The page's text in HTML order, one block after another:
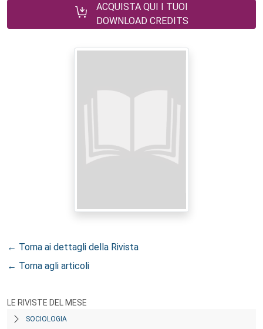
ACQUISTA QUI I TUOI
DOWNLOAD CREDITS
← Torna ai dettagli della Rivista
← Torna agli articoli
LE RIVISTE DEL MESE
SOCIOLOGIA